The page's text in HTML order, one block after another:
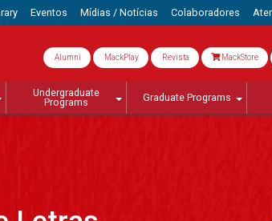
Eventos Mídias / Notícias Colaboradores
Alumni MackPlay Revista MackStore
Undergraduate
Programs
Graduate Programs